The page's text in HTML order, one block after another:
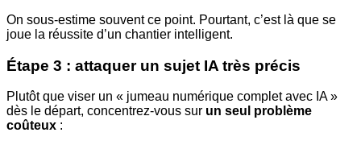
On sous-estime souvent ce point. Pourtant, c’est là que se
joue la réussite d’un chantier intelligent.
Étape 3 : attaquer un sujet IA très précis
Plutôt que viser un « jumeau numérique complet avec IA »
dès le départ, concentrez-vous sur un seul problème
coûteux :